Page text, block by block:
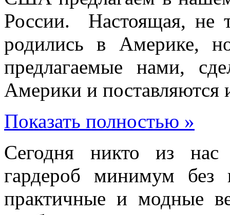
России. Настоящая, не
родились в Америке,
предлагаемые нами,
Америки и
Показать полностью »
Сегодня никто из нас
гардероб минимум
практичные и модные